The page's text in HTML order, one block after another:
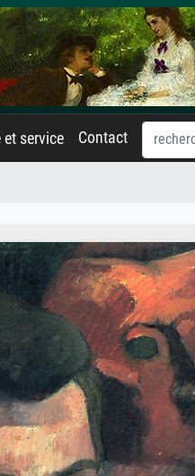
et service Contact